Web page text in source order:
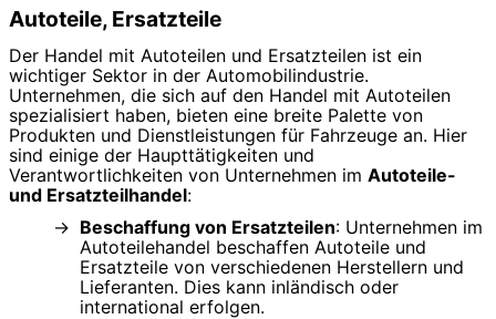
Autoteile, Ersatzteile
Der Handel mit Autoteilen und Ersatzteilen ist ein
wichtiger Sektor in der Automobilindustrie.
Unternehmen, die sich auf den Handel mit Autoteilen
spezialisiert haben, bieten eine breite Palette von
Produkten und Dienstleistungen für Fahrzeuge an. Hier
sind einige der Haupttätigkeiten und
Verantwortlichkeiten von Unternehmen im Autoteile-
und Ersatzteilhandel:
Beschaffung von Ersatzteilen: Unternehmen im
Autoteilehandel beschaffen Autoteile und
Ersatzteile von verschiedenen Herstellern und
Lieferanten. Dies kann inländisch oder
international erfolgen.